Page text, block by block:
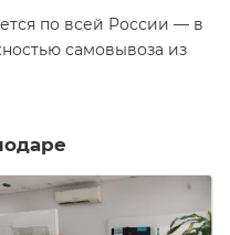
по всей России — в
самовывоза из